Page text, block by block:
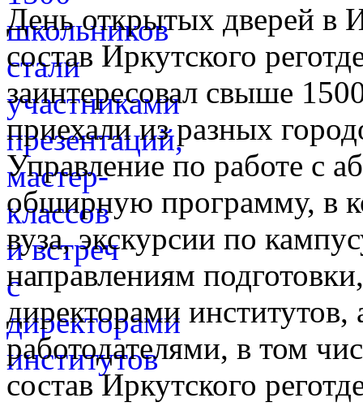
День открытых дверей в
состав Иркутского
заинтересовал свыше
приехали из разных
Управление по работе с
обширную программу, в
вуза, экскурсии по
направлениям
директорами
работодателями, в том
состав Иркутского